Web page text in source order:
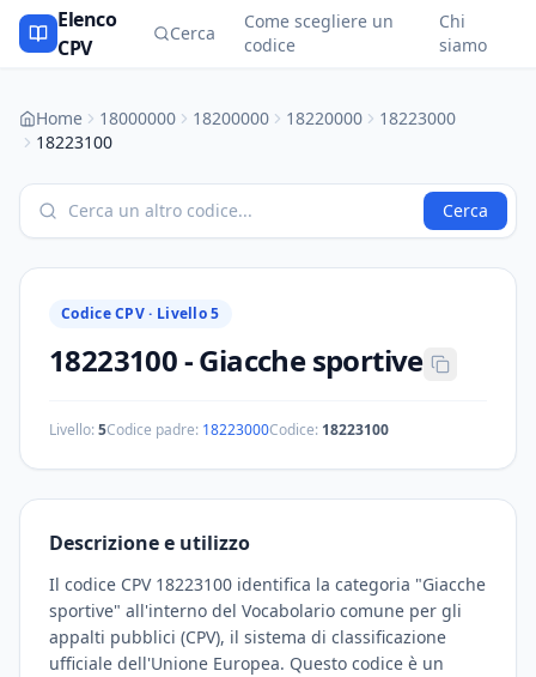
Elenco
CPV
Cerca
Come scegliere un
codice
Chi
siamo
Home 18000000 18200000 18220000
18223000
18223100
Cerca
Codice CPV · Livello 5
18223100-Giacche sportive
Livello:5Codice padre: 18223000Codice: 18223100
Descrizione e utilizzo
Il codice CPV 18223100 identifica la categoria "Giacche
sportive" all'interno del Vocabolario comune per gli
appalti pubblici (CPV), il sistema di classificazione
ufficiale dell'Unione Europea. Questo codice è un